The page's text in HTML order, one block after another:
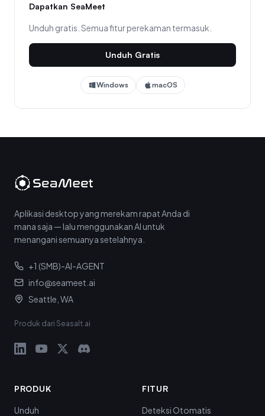
Dapatkan SeaMeet
Unduh gratis. Semua fitur perekaman termasuk.
Unduh Gratis
Windows macOS
Aplikasi desktop yang merekam rapat Anda di
mana saja — lalu menggunakan AI untuk
menangani semuanya setelahnya.
+1 (SMB)-AI-AGENT
info@seameet.ai
Seattle, WA
Produk dari Seasalt.ai
PRODUK
Unduh
FITUR
Deteksi Otomatis